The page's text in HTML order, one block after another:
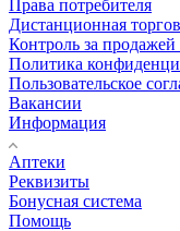
Права потребителя
Дистанционная
Контроль за продажей
Политика
Пользовательское
Вакансии
Информация
Аптеки
Реквизиты
Бонусная система
Помощь